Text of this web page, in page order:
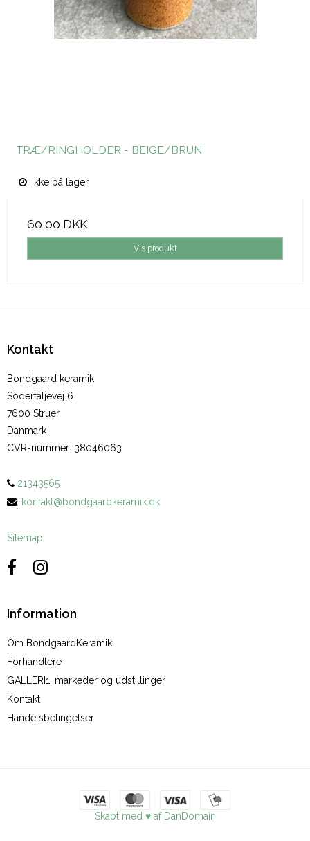
TRÆ/RINGHOLDER - BEIGE/BRUN
Ikke på lager
60,00 DKK
Vis produkt
Kontakt
Bondgaard keramik
Södertäljevej 6
7600 Struer
Danmark
CVR-nummer: 38046063
21343565
: kontakt@bondgaardkeramik.dk
Sitemap
Information
Om BondgaardKeramik
Forhandlere
GALLERI1, markeder og udstillinger
Kontakt
Handelsbetingelser
Skabt med ♥ af DanDomain